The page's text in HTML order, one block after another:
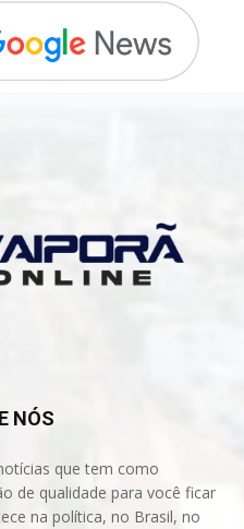
NÓS
que tem como
de qualidade para você ficar
na política, no Brasil, no